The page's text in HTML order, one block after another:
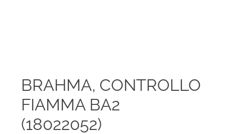
BRAHMA, CONTROLLO
FIAMMA BA2
(18022052)